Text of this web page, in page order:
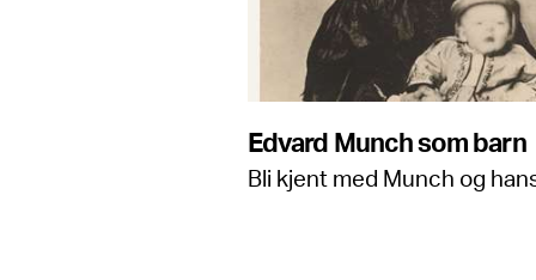
Edvard Munch som barn
Bli kjent med Munch og